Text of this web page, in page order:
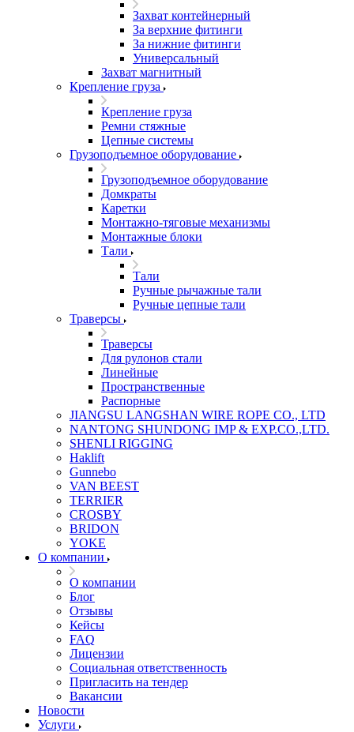
Захват контейнерный
За верхние фитинги
За нижние фитинги
Универсальный
Захват магнитный
Крепление груза
Крепление груза
Ремни стяжные
Цепные системы
Грузоподъемное оборудование
Грузоподъемное оборудование
Домкраты
Каретки
Монтажно-тяговые механизмы
Монтажные блоки
Тали
Тали
Ручные рычажные тали
Ручные цепные тали
Траверсы
Траверсы
Для рулонов стали
Линейные
Пространственные
Распорные
JIANGSU LANGSHAN WIRE ROPE CO., LTD
NANTONG SHUNDONG IMP & EXP.CO.,LTD.
SHENLI RIGGING
Haklift
Gunnebo
VAN BEEST
TERRIER
CROSBY
BRIDON
YOKE
О компании
О компании
Блог
Отзывы
Кейсы
FAQ
Лицензии
Социальная ответственность
Пригласить на тендер
Вакансии
Новости
Услуги